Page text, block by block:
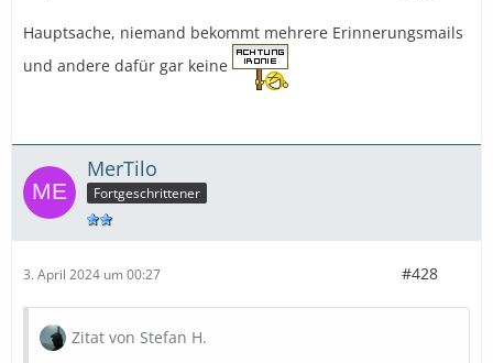
Hauptsache, niemand bekommt mehrere Erinnerungsmails
und andere dafür gar keine
MerTilo
Fortgeschrittener
3. April 2024 um 00:27 #428
Zitat von Stefan H.